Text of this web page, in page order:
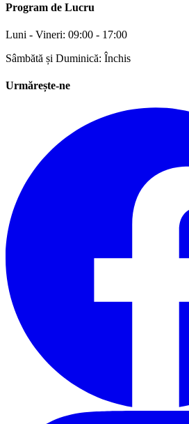
Program de Lucru
Luni - Vineri: 09:00 - 17:00
Sâmbătă și Duminică: Închis
Urmărește-ne